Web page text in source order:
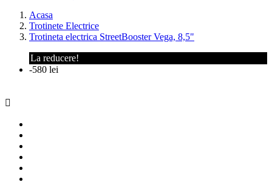
Acasa
Trotinete Electrice
Trotineta electrica StreetBooster Vega, 8,5"
La reducere!
-580 lei
